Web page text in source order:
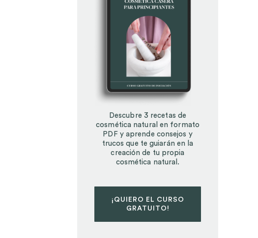
Descubre 3 recetas de
cosmética natural en formato
PDF y aprende consejos y
trucos que te guiarán en la
creación de tu propia
cosmética natural.
¡QUIERO EL CURSO
GRATUITO!